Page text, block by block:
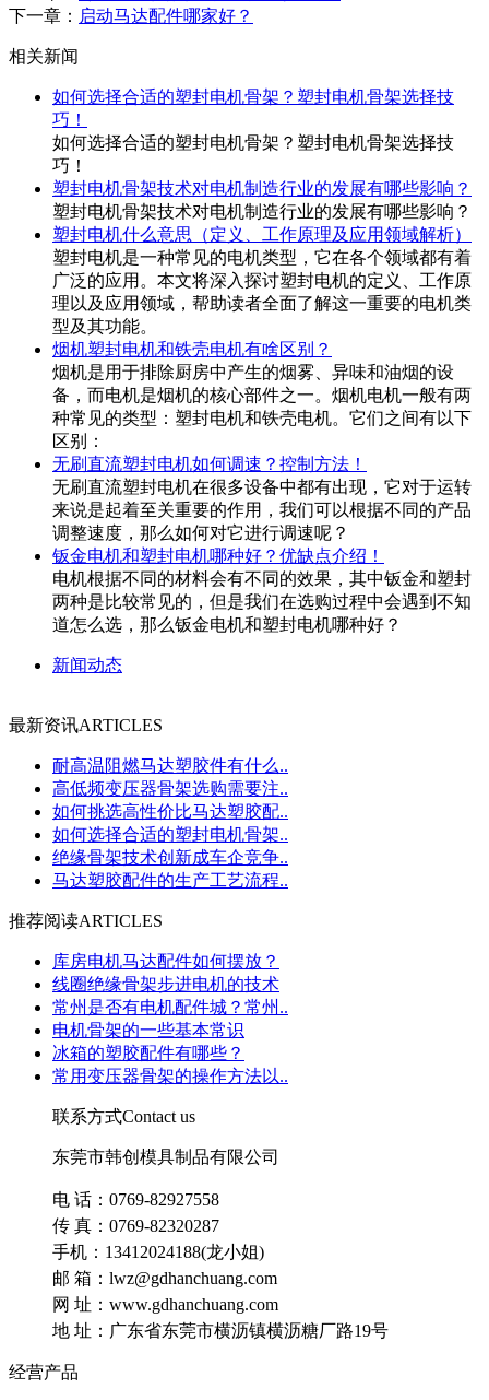
下一章： 启动马达配件哪家好？
相关新闻
如何选择合适的塑封电机骨架？塑封电机骨架选择技
巧！
如何选择合适的塑封电机骨架？塑封电机骨架选择技
巧！
塑封电机骨架技术对电机制造行业的发展有哪些影响？
塑封电机骨架技术对电机制造行业的发展有哪些影响？
塑封电机什么意思（定义、工作原理及应用领域解析）
塑封电机是一种常见的电机类型，它在各个领域都有着
广泛的应用。本文将深入探讨塑封电机的定义、工作原
理以及应用领域，帮助读者全面了解这一重要的电机类
型及其功能。
烟机塑封电机和铁壳电机有啥区别？
烟机是用于排除厨房中产生的烟雾、异味和油烟的设
备，而电机是烟机的核心部件之一。烟机电机一般有两
种常见的类型：塑封电机和铁壳电机。它们之间有以下
区别：
无刷直流塑封电机如何调速？控制方法！
无刷直流塑封电机在很多设备中都有出现，它对于运转
来说是起着至关重要的作用，我们可以根据不同的产品
调整速度，那么如何对它进行调速呢？
钣金电机和塑封电机哪种好？优缺点介绍！
电机根据不同的材料会有不同的效果，其中钣金和塑封
两种是比较常见的，但是我们在选购过程中会遇到不知
道怎么选，那么钣金电机和塑封电机哪种好？
新闻动态
最新资讯ARTICLES
耐高温阻燃马达塑胶件有什么..
高低频变压器骨架选购需要注..
如何挑选高性价比马达塑胶配..
如何选择合适的塑封电机骨架..
绝缘骨架技术创新成车企竞争..
马达塑胶配件的生产工艺流程..
推荐阅读ARTICLES
库房电机马达配件如何摆放？
线圈绝缘骨架步进电机的技术
常州是否有电机配件城？常州..
电机骨架的一些基本常识
冰箱的塑胶配件有哪些？
常用变压器骨架的操作方法以..
联系方式Contact us
东莞市韩创模具制品有限公司
电 话：0769-82927558
传 真：0769-82320287
手机：13412024188(龙小姐)
邮 箱：lwz@gdhanchuang.com
网 址：www.gdhanchuang.com
地 址：广东省东莞市横沥镇横沥糖厂路19号
经营产品